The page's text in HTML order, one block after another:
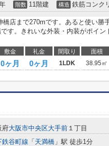
階数 11階建 構造 鉄筋コンク
橋店まで270mです。あると使い勝
す。きれいな外装・内装がポイ
敷金 礼金 間取り 面積
0ヶ月 0ヶ月 1LDK 38.95㎡
府大阪市中央区大手前 １丁目
鉄谷町線 「 天満橋 」駅 徒歩1分